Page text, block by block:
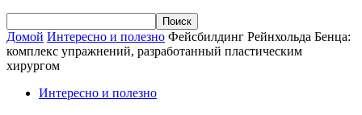
Домой Интересно и полезно Фейсбилдинг Рейнхольда Бенца:
комплекс упражнений, разработанный пластическим
хирургом
Интересно и полезно